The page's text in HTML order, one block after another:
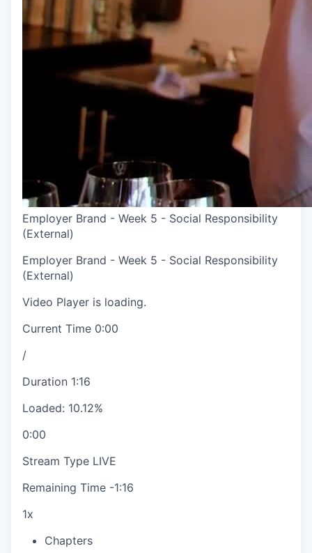
Employer Brand - Week 5 - Social Responsibility
(External)
Employer Brand - Week 5 - Social Responsibility
(External)
Video Player is loading.
Current Time 0:00
/
Duration 1:16
Loaded: 10.12%
0:00
Stream Type LIVE
Remaining Time -1:16
1x
Chapters